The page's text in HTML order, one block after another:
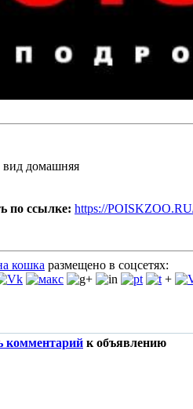
вид домашняя
по ссылке: https://
кошка размещено в соцсетях:
+
комментарий к объявлению